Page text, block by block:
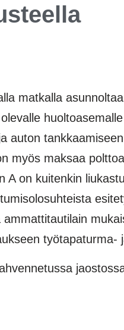
matkalla
auton
myös maksaa
on kuitenkin
työtapaturma-